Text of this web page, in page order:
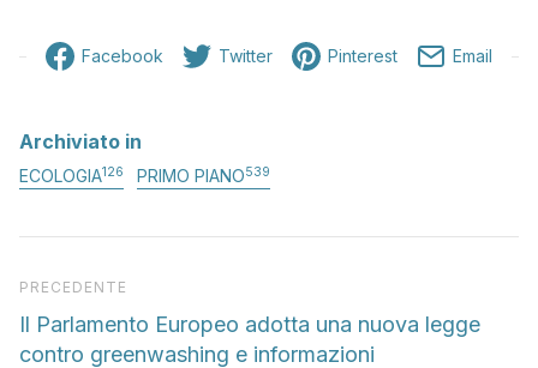
Facebook Twitter Pinterest Email
Archiviato in
ECOLOGIA126 PRIMO PIANO539
Articolo precedente
PRECEDENTE
Il Parlamento Europeo adotta una nuova legge
contro greenwashing e informazioni